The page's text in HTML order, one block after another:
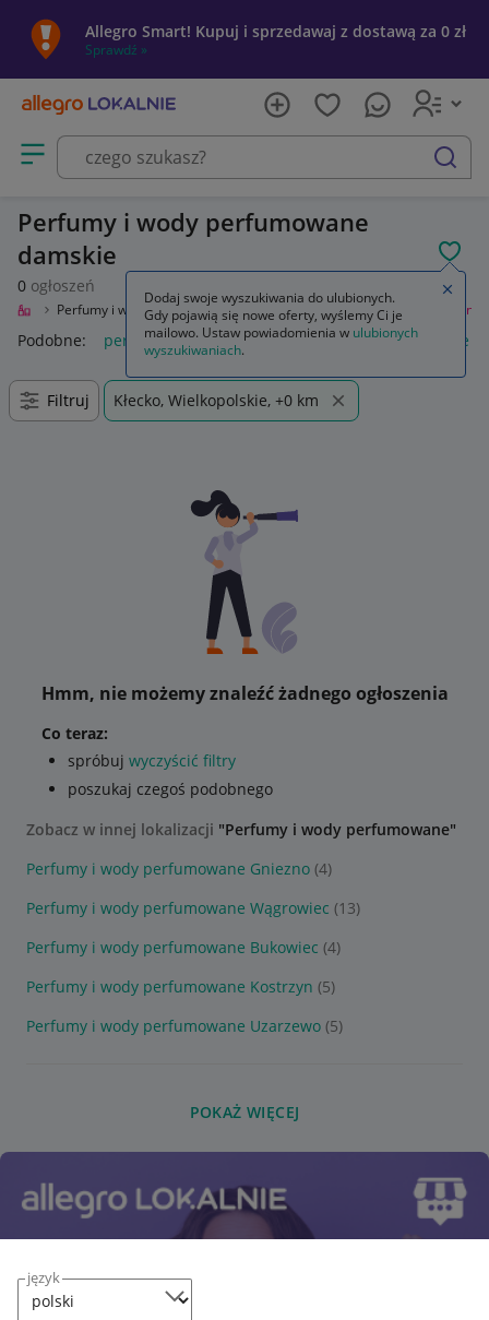
język
Allegro Smart! Kupuj i sprzedawaj z dostawą za 0 zł
Sprawdź »
Otwórz menu z kategoriami
szukaj
Perfumy i wody perfumowane
damskie
0 ogłoszeń
Uroda Perfumy i wody Zapachy dla kobiet Perfumy i wody perfumowane
Podobne: perfumy i wody perfumowane perfumy damskie
Filtruj Kłecko, Wielkopolskie, +0 km
Hmm, nie możemy znaleźć żadnego ogłoszenia
Co teraz:
spróbuj wyczyścić filtry
poszukaj czegoś podobnego
Zobacz w innej lokalizacji "Perfumy i wody perfumowane"
Perfumy i wody perfumowane Gniezno (4)
Perfumy i wody perfumowane Wągrowiec (13)
Perfumy i wody perfumowane Bukowiec (4)
Perfumy i wody perfumowane Kostrzyn (5)
Perfumy i wody perfumowane Uzarzewo (5)
POKAŻ WIĘCEJ
Dodaj swoje wyszukiwania do ulubionych.
Gdy pojawią się nowe oferty, wyślemy Ci je
mailowo. Ustaw powiadomienia w ulubionych
wyszukiwaniach.